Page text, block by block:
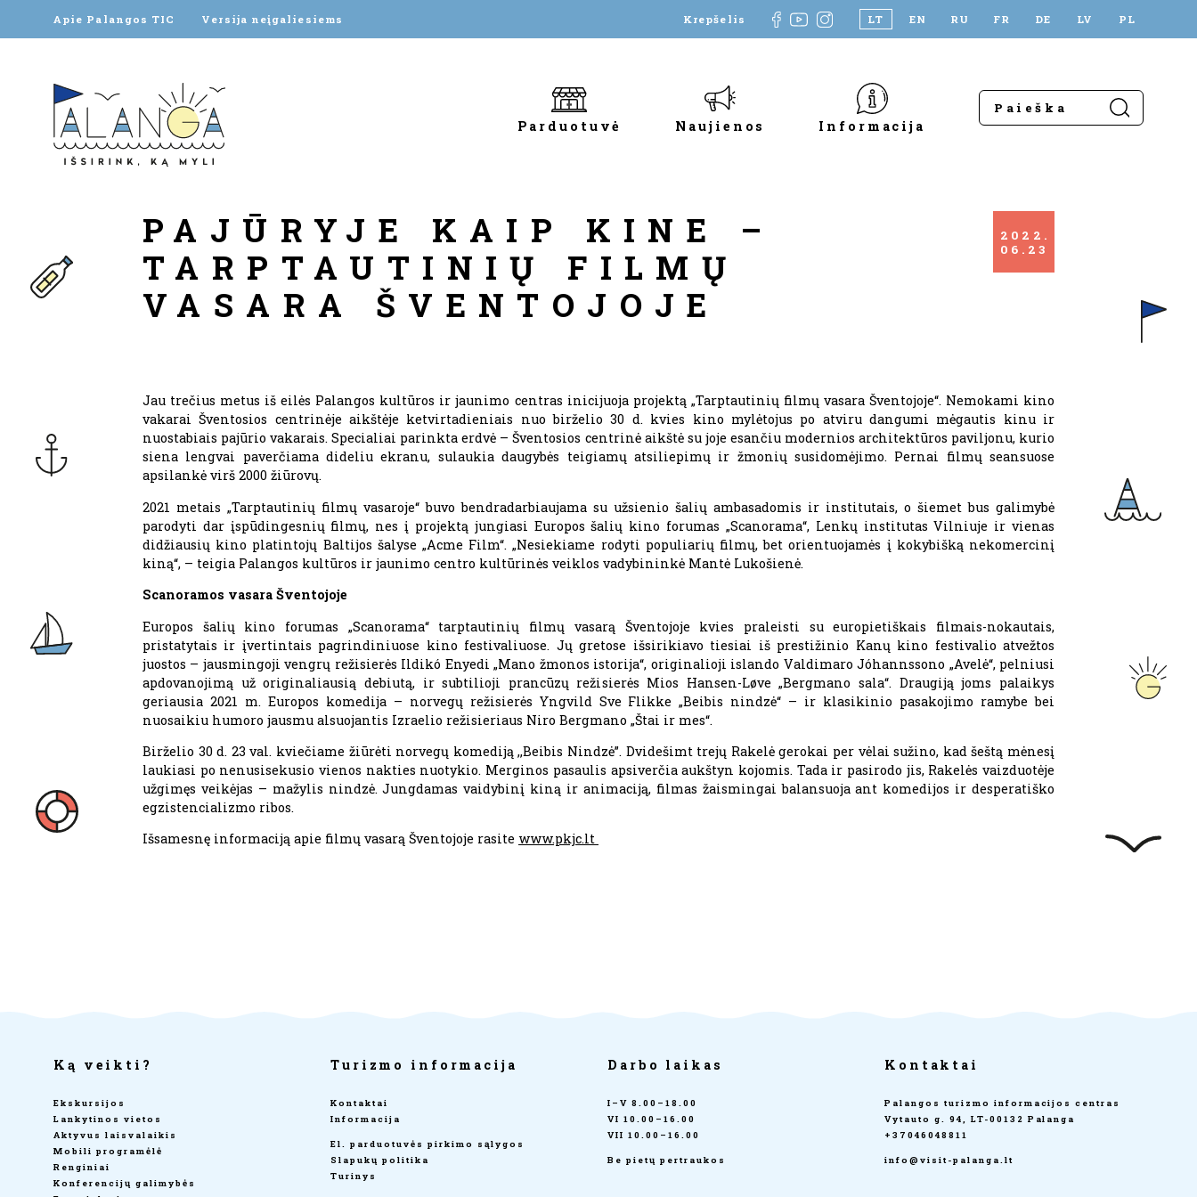
Apie Palangos TIC Versija neįgaliesiems Krepšelis LT EN RU FR DE LV PL
Parduotuvė Naujienos Informacija
PAJŪRYJE KAIP KINE –
TARPTAUTINIŲ FILMŲ
VASARA ŠVENTOJOJE
2022
06
23
Jau trečius metus iš eilės Palangos kultūros ir jaunimo centras inicijuoja projektą „Tarptautinių filmų vasara Šventojoje“. Nemokami kino
vakarai Šventosios centrinėje aikštėje ketvirtadieniais nuo birželio 30 d. kvies kino mylėtojus po atviru dangumi mėgautis kinu ir
nuostabiais pajūrio vakarais. Specialiai parinkta erdvė – Šventosios centrinė aikštė su joje esančiu modernios architektūros paviljonu, kurio
siena lengvai paverčiama dideliu ekranu, sulaukia daugybės teigiamų atsiliepimų ir žmonių susidomėjimo. Pernai filmų seansuose
apsilankė virš 2000 žiūrovų.
2021 metais „Tarptautinių filmų vasaroje“ buvo bendradarbiaujama su užsienio šalių ambasadomis ir institutais, o šiemet bus galimybė
parodyti dar įspūdingesnių filmų, nes į projektą jungiasi Europos šalių kino forumas „Scanorama“, Lenkų institutas Vilniuje ir vienas
didžiausių kino platintojų Baltijos šalyse „Acme Film“. „Nesiekiame rodyti populiarių filmų, bet orientuojamės į kokybišką nekomercinį
kiną“, – teigia Palangos kultūros ir jaunimo centro kultūrinės veiklos vadybininkė Mantė Lukošienė.
Scanoramos vasara Šventojoje
Europos šalių kino forumas „Scanorama“ tarptautinių filmų vasarą Šventojoje kvies praleisti su europietiškais filmais-nokautais,
pristatytais ir įvertintais pagrindiniuose kino festivaliuose. Jų gretose išsirikiavo tiesiai iš prestižinio Kanų kino festivalio atvežtos
juostos – jausmingoji vengrų režisierės Ildikó Enyedi „Mano žmonos istorija“, originalioji islando Valdimaro Jóhannssono „Avelė“, pelniusi
apdovanojimą už originaliausią debiutą, ir subtilioji prancūzų režisierės Mios Hansen-Løve „Bergmano sala“. Draugiją joms palaikys
geriausia 2021 m. Europos komedija – norvegų režisierės Yngvild Sve Flikke „Beibis nindzė“ – ir klasikinio pasakojimo ramybe bei
nuosaikiu humoro jausmu alsuojantis Izraelio režisieriaus Niro Bergmano „Štai ir mes“.
Birželio 30 d. 23 val. kviečiame žiūrėti norvegų komediją ,,Beibis Nindzė”. Dvidešimt trejų Rakelė gerokai per vėlai sužino, kad šeštą mėnesį
laukiasi po nenusisekusio vienos nakties nuotykio. Merginos pasaulis apsiverčia aukštyn kojomis. Tada ir pasirodo jis, Rakelės vaizduotėje
užgimęs veikėjas – mažylis nindzė. Jungdamas vaidybinį kiną ir animaciją, filmas žaismingai balansuoja ant komedijos ir desperatiško
egzistencializmo ribos.
Išsamesnę informaciją apie filmų vasarą Šventojoje rasite www.pkjc.lt
Ką veikti?
Ekskursijos
Lankytinos vietos
Aktyvus laisvalaikis
Mobili programėlė
Renginiai
Konferencijų galimybės
Turizmo informacija
Kontaktai
Informacija
El. parduotuvės pirkimo sąlygos
Slapukų politika
Turinys
Darbo laikas
I–V 8.00–18.00
VI 10.00–16.00
VII 10.00–16.00
Be pietų pertraukos
Kontaktai
Palangos turizmo informacijos centras
Vytauto g. 94, LT-00132 Palanga
+37046048811
info@visit-palanga.lt